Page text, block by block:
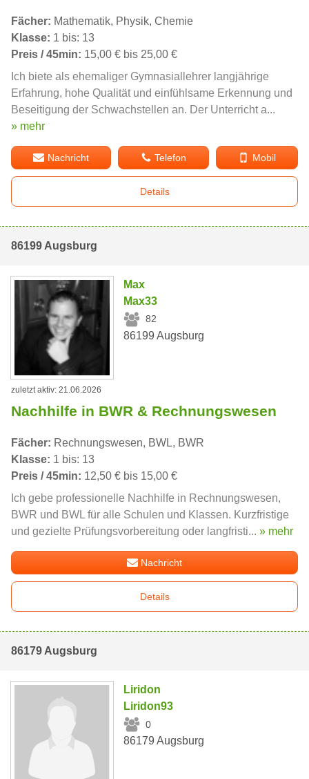
Fächer: Mathematik, Physik, Chemie
Klasse: 1 bis: 13
Preis / 45min: 15,00 € bis 25,00 €
Ich biete als ehemaliger Gymnasiallehrer langjährige
Erfahrung, hohe Qualität und einfühlsame Erkennung und
Beseitigung der Schwachstellen an. Der Unterricht a...
» mehr
Nachricht Telefon Mobil
Details
86199 Augsburg
Max
Max33
82
86199 Augsburg
zuletzt aktiv: 21.06.2026
Nachhilfe in BWR & Rechnungswesen
Fächer: Rechnungswesen, BWL, BWR
Klasse: 1 bis: 13
Preis / 45min: 12,50 € bis 15,00 €
Ich gebe professionelle Nachhilfe in Rechnungswesen,
BWR und BWL für alle Schulen und Klassen. Kurzfristige
und gezielte Prüfungsvorbereitung oder langfristi... » mehr
Nachricht
Details
86179 Augsburg
Liridon
Liridon93
0
86179 Augsburg